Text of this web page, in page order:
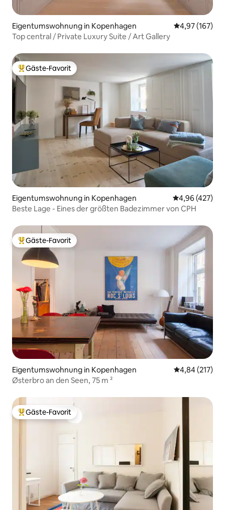
Eigentumswohnung in Kopenhagen
4,97 (167)
Top central / Private Luxury Suite / Art Gallery
Beliebter Gäste-Favorit.
Gäste-Favorit
Eigentumswohnung in Kopenhagen
4,96 (427)
Beste Lage - Eines der größten Badezimmer von CPH
Beliebter Gäste-Favorit.
Gäste-Favorit
Eigentumswohnung in Kopenhagen
4,84 (217)
Østerbro an den Seen, 75 m ²
Beliebter Gäste-Favorit.
Gäste-Favorit